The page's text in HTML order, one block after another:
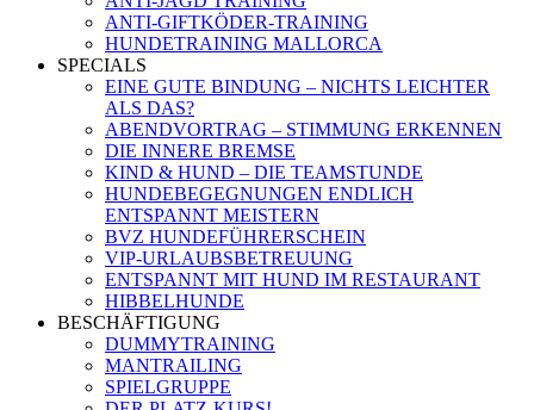
ANTI-GIFTKÖDER-TRAINING
HUNDETRAINING MALLORCA
SPECIALS
EINE GUTE BINDUNG – NICHTS LEICHTER
ALS DAS?
ABENDVORTRAG – STIMMUNG ERKENNEN
DIE INNERE BREMSE
KIND & HUND – DIE TEAMSTUNDE
HUNDEBEGEGNUNGEN ENDLICH
ENTSPANNT MEISTERN
BVZ HUNDEFÜHRERSCHEIN
VIP-URLAUBSBETREUUNG
ENTSPANNT MIT HUND IM RESTAURANT
HIBBELHUNDE
BESCHÄFTIGUNG
DUMMYTRAINING
MANTRAILING
SPIELGRUPPE